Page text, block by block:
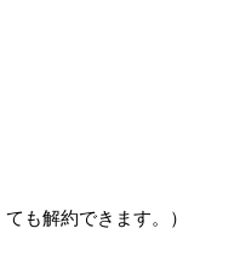
も解約できます。）